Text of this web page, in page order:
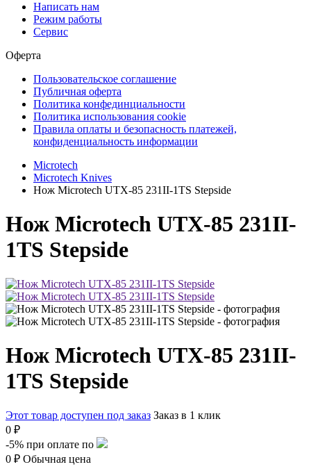
Написать нам
Режим работы
Сервис
Оферта
Пользовательское соглашение
Публичная оферта
Политика конфединциальности
Политика использования cookie
Правила оплаты и безопасность платежей,
конфиденциальность информации
Microtech
Microtech Knives
Нож Microtech UTX-85 231II-1TS Stepside
Нож Microtech UTX-85 231II-
1TS Stepside
Нож Microtech UTX-85 231II-
1TS Stepside
Этот товар доступен под заказ Заказ в 1 клик
0 ₽
-5% при оплате по
0 ₽ Обычная цена